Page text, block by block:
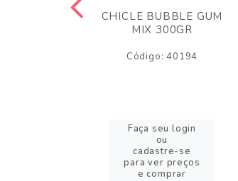
CHICLE BUBBLE GUM
MIX 300GR
Código: 40194
Faça seu login
ou
cadastre-se
para ver preços
e comprar